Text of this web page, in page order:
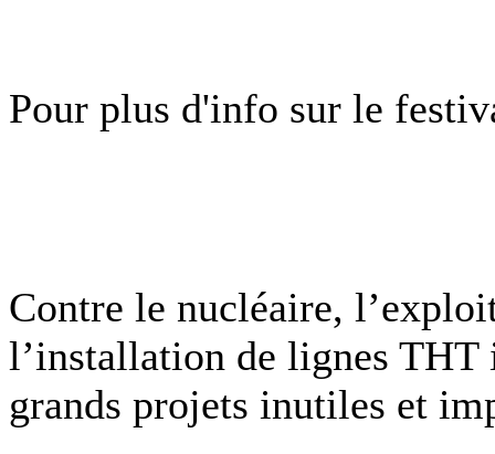
Pour plus d'info sur le
Contre le nucléaire,
l’installation de lignes
grands projets inutiles et